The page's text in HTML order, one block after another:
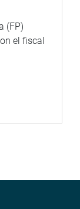
(FP)
el fiscal